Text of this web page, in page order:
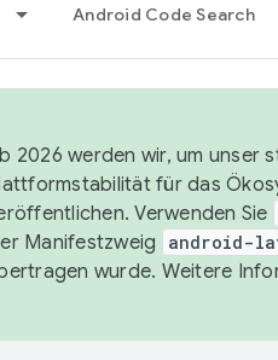
Android Code Search
2026 werden wir, um unser
für das
Verwenden Sie
Manifestzweig
android-
wurde. Weitere